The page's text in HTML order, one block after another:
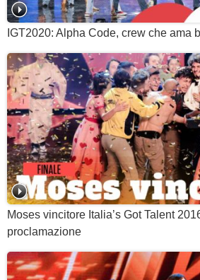
IGT2020: Alpha Code, crew che ama
Moses vincitore Italia’s Got Talent
proclamazione